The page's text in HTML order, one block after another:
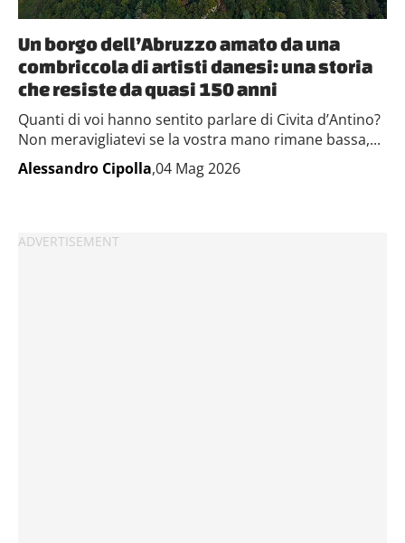
Un borgo dell’Abruzzo amato da una
combriccola di artisti danesi: una storia
che resiste da quasi 150 anni
Quanti di voi hanno sentito parlare di Civita d’Antino?
Non meravigliatevi se la vostra mano rimane bassa,...
Alessandro Cipolla,04 Mag 2026